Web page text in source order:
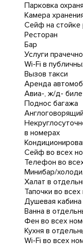
Парковка
Камера
Сейф на стойке
Ресторан
Бар
Услуги
Wi-Fi в
Вызов такси
Аренда
Авиа-, ж/д-
Поднос багажа
в номерах
Сейф во всех
Телефон во
Минибар/
Халат в
Тапочки во
Душевая
Ванна в
Фен во всех
Кухня в
Wi-Fi во всех